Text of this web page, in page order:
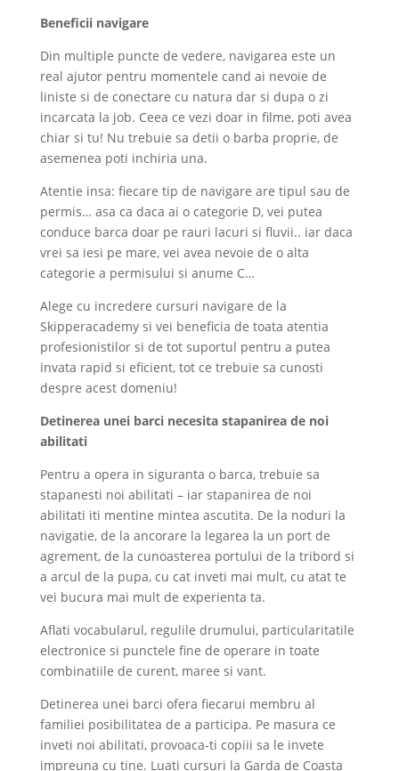
Beneficii navigare
Din multiple puncte de vedere, navigarea este un
real ajutor pentru momentele cand ai nevoie de
liniste si de conectare cu natura dar si dupa o zi
incarcata la job. Ceea ce vezi doar in filme, poti avea
chiar si tu! Nu trebuie sa detii o barba proprie, de
asemenea poti inchiria una.
Atentie insa: fiecare tip de navigare are tipul sau de
permis… asa ca daca ai o categorie D, vei putea
conduce barca doar pe rauri lacuri si fluvii.. iar daca
vrei sa iesi pe mare, vei avea nevoie de o alta
categorie a permisului si anume C…
Alege cu incredere cursuri navigare de la
Skipperacademy si vei beneficia de toata atentia
profesionistilor si de tot suportul pentru a putea
invata rapid si eficient, tot ce trebuie sa cunosti
despre acest domeniu!
Detinerea unei barci necesita stapanirea de noi
abilitati
Pentru a opera in siguranta o barca, trebuie sa
stapanesti noi abilitati – iar stapanirea de noi
abilitati iti mentine mintea ascutita. De la noduri la
navigatie, de la ancorare la legarea la un port de
agrement, de la cunoasterea portului de la tribord si
a arcul de la pupa, cu cat inveti mai mult, cu atat te
vei bucura mai mult de experienta ta.
Aflati vocabularul, regulile drumului, particularitatile
electronice si punctele fine de operare in toate
combinatiile de curent, maree si vant.
Detinerea unei barci ofera fiecarui membru al
familiei posibilitatea de a participa. Pe masura ce
inveti noi abilitati, provoaca-ti copiii sa le invete
impreuna cu tine. Luati cursuri la Garda de Coasta